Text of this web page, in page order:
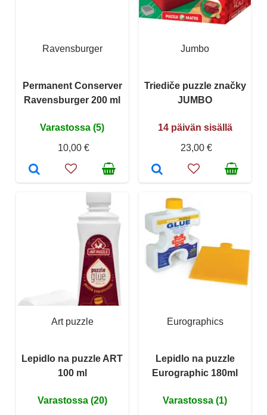
Ravensburger
Permanent Conserver
Ravensburger 200 ml
Varastossa (5)
10,00 €
Jumbo
Triediče puzzle značky
JUMBO
14 päivän sisällä
23,00 €
Art puzzle
Lepidlo na puzzle ART
100 ml
Varastossa (20)
Eurographics
Lepidlo na puzzle
Eurographic 180ml
Varastossa (1)